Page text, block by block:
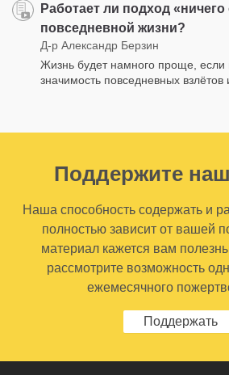
Работает ли подход
повседневной жизни?
Д-р Александр Берзин
Жизнь будет намного проще, если
значимость повседневных взлётов
Поддержите
Наша способность содержать и
полностью зависит от вашей
материал кажется вам
рассмотрите возможность
ежемесячного
Поддержать